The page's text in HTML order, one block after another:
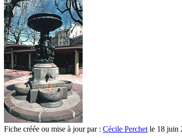
Fiche créée ou mise à jour par : Cécile Perchet le 18 juin